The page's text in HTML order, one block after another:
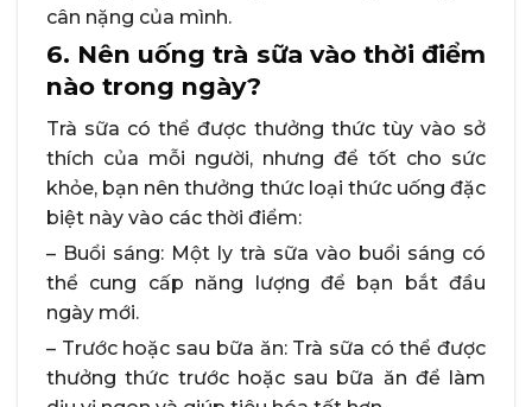
cân nặng của mình.
6. Nên uống trà sữa vào thời điểm
nào trong ngày?
Trà sữa có thể được thưởng thức tùy vào sở
thích của mỗi người, nhưng để tốt cho sức
khỏe, bạn nên thưởng thức loại thức uống đặc
biệt này vào các thời điểm:
– Buổi sáng: Một ly trà sữa vào buổi sáng có
thể cung cấp năng lượng để bạn bắt đầu
ngày mới.
– Trước hoặc sau bữa ăn: Trà sữa có thể được
thưởng thức trước hoặc sau bữa ăn để làm